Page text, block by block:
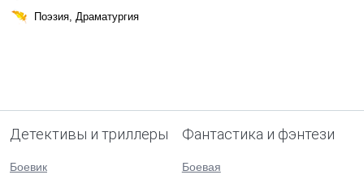
Поэзия, Драматургия
Детективы и триллеры
Боевик
Фантастика и фэнтези
Боевая